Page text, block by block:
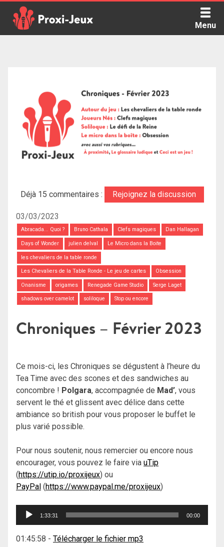
content
Menu
Déjà 15 commentaires : Rejoignez la discussion
03/03/2023
Abracada... Quoi ? Bruno Cathala Clefs magiques Dan Hallagan
Days of Wonder julien delval Le Micro dans la Boite
les chevaliers de la table ronde
Les Chevaliers de la Table Ronde - Le jeu de cartes Obsession
Onanisme origames Renegade Game Studio Serge Laget
shadows over camelot soliloque Stop ou encore
Chroniques – Février 2023
Ce mois-ci, les Chroniques se dégustent à l’heure du
Tea Time avec des scones et des sandwiches au
concombre ! Polgara, accompagnée de Mad’, vous
servent le thé et glissent avec délice dans cette
ambiance so british pour vous proposer le buffet le
plus varié possible.
Pour nous soutenir, nous remercier ou encore nous
encourager, vous pouvez le faire via uTip
(https://utip.io/proxijeux) ou
PayPal (https://www.paypal.me/proxijeux)
Lecteur
1:33:31 00:00
01:45:58 - Télécharger le fichier mp3